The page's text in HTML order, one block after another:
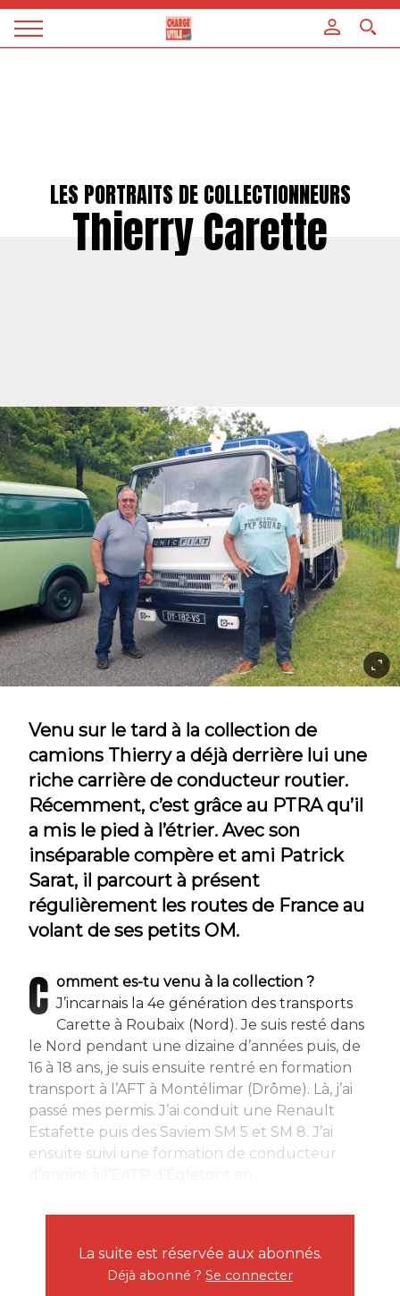
Magazine
LES PORTRAITS DE COLLECTIONNEURS
Thierry Carette
Venu sur le tard à la collection de
camions Thierry a déjà derrière lui une
riche carrière de conducteur routier.
Récemment, c’est grâce au PTRA qu’il
a mis le pied à l’étrier. Avec son
inséparable compère et ami Patrick
Sarat, il parcourt à présent
régulièrement les routes de France au
volant de ses petits OM.
C omment es-tu venu à la collection ?
J’incarnais la 4e génération des transports
Carette à Roubaix (Nord). Je suis resté dans
le Nord pendant une dizaine d’années puis, de
16 à 18 ans, je suis ensuite rentré en formation
transport à l’AFT à Montélimar (Drôme). Là, j’ai
passé mes permis. J’ai conduit une Renault
Estafette puis des Saviem SM 5 et SM 8. J’ai
ensuite suivi une formation de conducteur
La suite est réservée aux abonnés.
Déjà abonné ? Se connecter
Panneau de gestion des cookies